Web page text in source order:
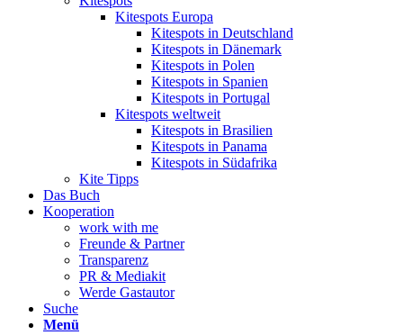
Kitespots Europa
Kitespots in Deutschland
Kitespots in Dänemark
Kitespots in Polen
Kitespots in Spanien
Kitespots in Portugal
Kitespots weltweit
Kitespots in Brasilien
Kitespots in Panama
Kitespots in Südafrika
Kite Tipps
Das Buch
Kooperation
work with me
Freunde & Partner
Transparenz
PR & Mediakit
Werde Gastautor
Suche
Menü